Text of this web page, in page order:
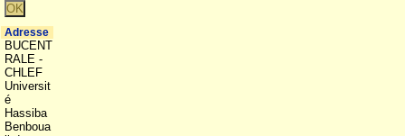
Adresse
BUCENT
RALE -
CHLEF
Universit
é
Hassiba
Benboua